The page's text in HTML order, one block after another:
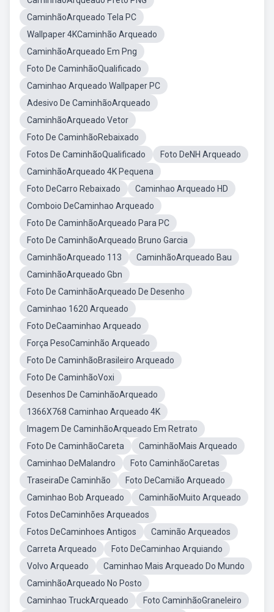
CaminhãoArqueado Tela PC
Wallpaper 4KCaminhão Arqueado
CaminhãoArqueado Em Png
Foto De CaminhãoQualificado
Caminhao Arqueado Wallpaper PC
Adesivo De CaminhãoArqueado
CaminhãoArqueado Vetor
Foto De CaminhãoRebaixado
Fotos De CaminhãoQualificado
Foto DeNH Arqueado
CaminhãoArqueado 4K Pequena
Foto DeCarro Rebaixado
Caminhao Arqueado HD
Comboio DeCaminhao Arqueado
Foto De CaminhãoArqueado Para PC
Foto De CaminhãoArqueado Bruno Garcia
CaminhãoArqueado 113
CaminhãoArqueado Bau
CaminhãoArqueado Gbn
Foto De CaminhãoArqueado De Desenho
Caminhao 1620 Arqueado
Foto DeCaaminhao Arqueado
Força PesoCaminhão Arqueado
Foto De CaminhãoBrasileiro Arqueado
Foto De CaminhãoVoxi
Desenhos De CaminhãoArqueado
1366X768 Caminhao Arqueado 4K
Imagem De CaminhãoArqueado Em Retrato
Foto De CaminhãoCareta
CaminhãoMais Arqueado
Caminhao DeMalandro
Foto CaminhãoCaretas
TraseiraDe Caminhão
Foto DeCamião Arqueado
Caminhao Bob Arqueado
CaminhãoMuito Arqueado
Fotos DeCaminhões Arqueados
Fotos DeCaminhoes Antigos
Caminão Arqueados
Carreta Arqueado
Foto DeCaminhao Arquiando
Volvo Arqueado
Caminhao Mais Arqueado Do Mundo
CaminhãoArqueado No Posto
Caminhao TruckArqueado
Foto CaminhãoGraneleiro